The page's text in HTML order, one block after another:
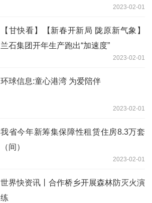
2023-02-01
【甘快看】【新春开新局 陇原新气象】
兰石集团开年生产跑出“加速度”
2023-02-01
环球信息:童心港湾 为爱陪伴
2023-02-01
我省今年新筹集保障性租赁住房8.3万套
（间）
2023-02-01
世界快资讯丨合作桥乡开展森林防灭火演
练